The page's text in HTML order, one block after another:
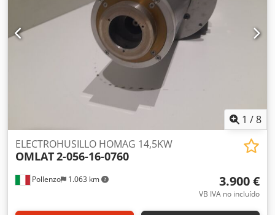
1 /8
Pollenzo 1.063 km
ELECTROHUSILLO HOMAG 14,5KW
OMLAT2-056-16-0760
3.900 €
VB IVA no incluído